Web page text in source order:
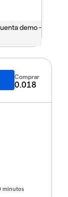
demo -
Comprar
0.018
minutos